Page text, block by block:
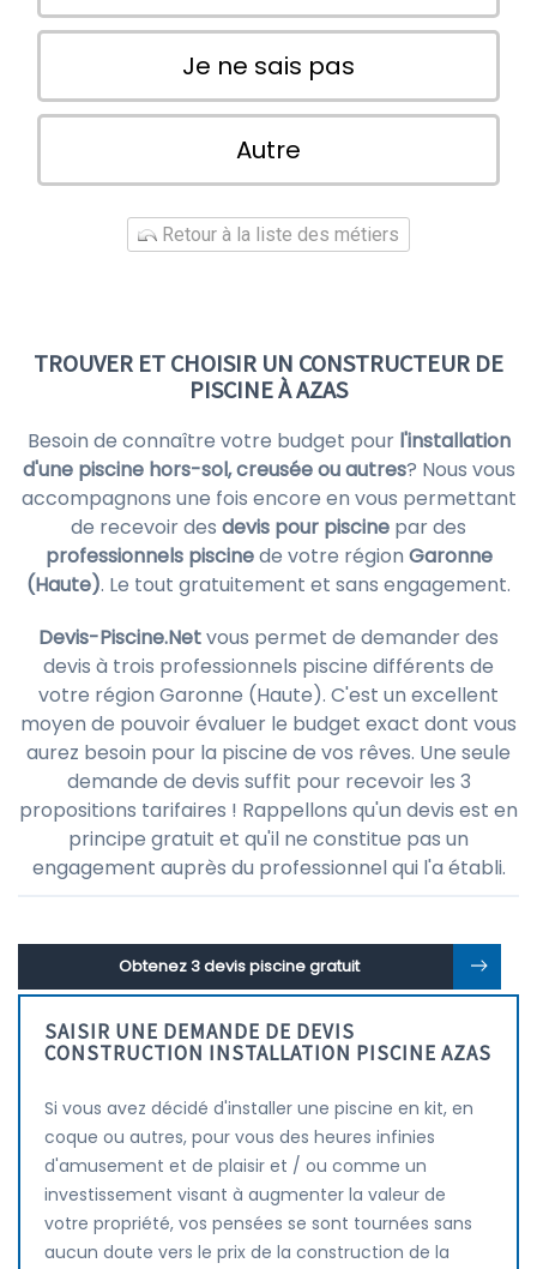
Je ne sais pas
Autre
Retour à la liste des métiers
TROUVER ET CHOISIR UN CONSTRUCTEUR DE
PISCINE À AZAS
Besoin de connaître votre budget pour l'installation
d'une piscine hors-sol, creusée ou autres? Nous vous
accompagnons une fois encore en vous permettant
de recevoir des devis pour piscine par des
professionnels piscinede votre région Garonne
(Haute). Le tout gratuitement et sans engagement.
Devis-Piscine.Netvous permet de demander des
devis à trois professionnels piscine différents de
votre région Garonne (Haute). C'est un excellent
moyen de pouvoir évaluer le budget exact dont vous
aurez besoin pour la piscine de vos rêves. Une seule
demande de devis suffit pour recevoir les 3
propositions tarifaires ! Rappellons qu'un devis est en
principe gratuit et qu'il ne constitue pas un
engagement auprès du professionnel qui l'a établi.
Obtenez 3 devis piscine gratuit
SAISIR UNE DEMANDE DE DEVIS
CONSTRUCTION INSTALLATION PISCINE AZAS
Si vous avez décidé d'installer une piscine en kit, en
coque ou autres, pour vous des heures infinies
d'amusement et de plaisir et / ou comme un
investissement visant à augmenter la valeur de
votre propriété, vos pensées se sont tournées sans
aucun doute vers le prix de la construction de la